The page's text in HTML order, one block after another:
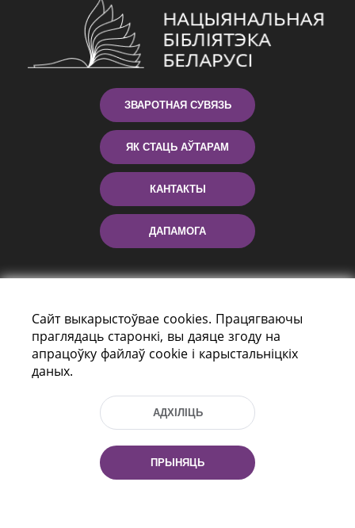
ЗВАРОТНАЯ СУВЯЗЬ
ЯК СТАЦЬ АЎТАРАМ
КАНТАКТЫ
ДАПАМОГА
праспект Незалежнасці 116
г. Мiнск, Рэспубліка Беларусь, 220114
Тэл.: (+375 17) 368 37 37, Факс: (+375 17)
Эл. пошта: inbox@nlb.by
Сайт выкарыстоўвае cookies. Працягваючы
праглядаць старонкі, вы даяце згоду на
апрацоўку файлаў cookie і карыстальніцкіх
даных.
АДХІЛІЦЬ
ПРЫНЯЦЬ